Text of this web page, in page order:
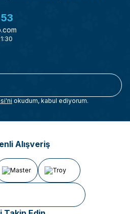
okudum, kabul ediyorum.
Alışveriş